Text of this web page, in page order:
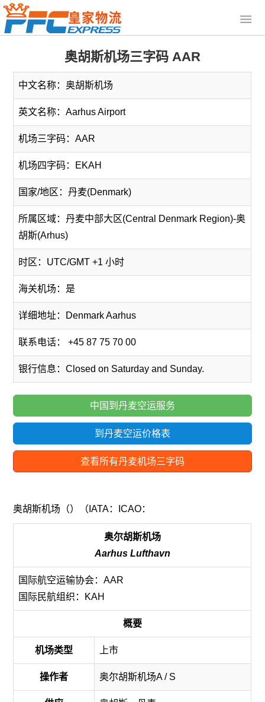
奥胡斯机场三字码 AAR
中文名称：奥胡斯机场
英文名称：Aarhus Airport
机场三字码：AAR
机场四字码：EKAH
国家/地区：丹麦(Denmark)
所属区域：丹麦中部大区(Central Denmark Region)-奥
胡斯(Arhus)
时区：UTC/GMT +1 小时
海关机场：是
详细地址：Denmark Aarhus
联系电话： +45 87 75 70 00
银行信息：Closed on Saturday and Sunday.
中国到丹麦空运服务
到丹麦空运价格表
查看所有丹麦机场三字码
奥胡斯机场（）（IATA：ICAO：
奥尔胡斯机场
Aarhus Lufthavn
国际航空运输协会：AAR
国际民航组织：KAH
概要
机场类型 上市
操作者 奥尔胡斯机场A / S